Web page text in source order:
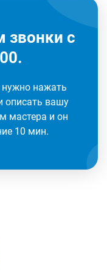
с
нажать
описать вашу
мастера и он
10 мин.